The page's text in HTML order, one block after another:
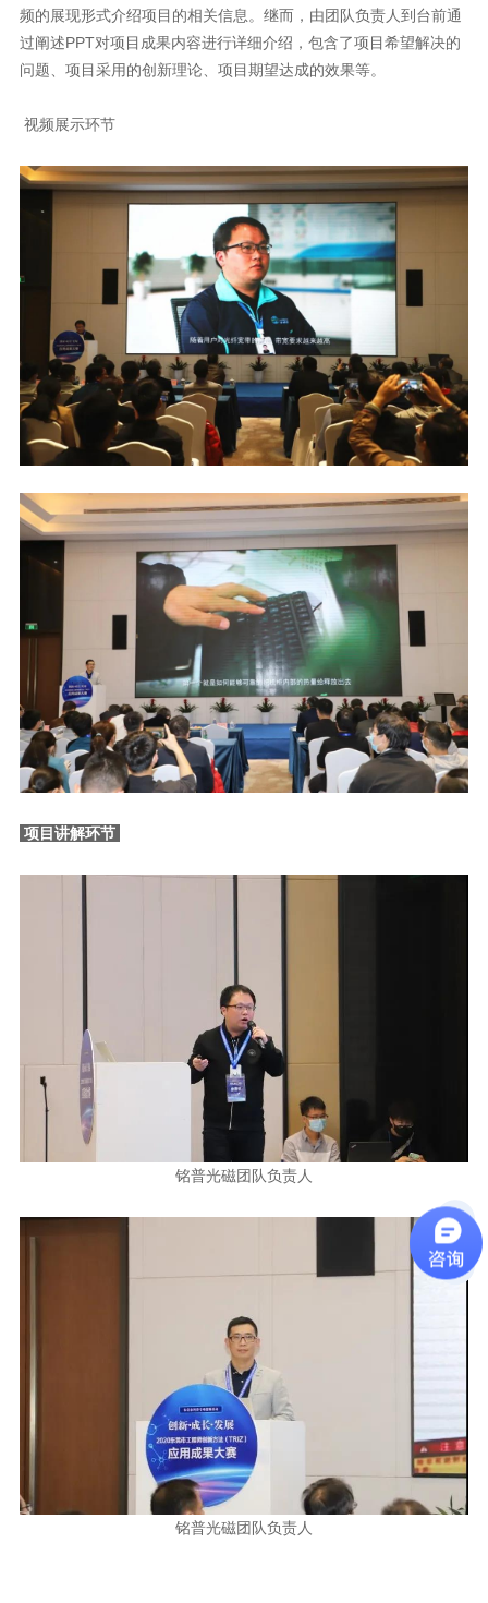
问题、项目采用的创新理论、项目期望达成的效果等。
视频展示环节
项目讲解环节
铭普光磁团队负责人
铭普光磁团队负责人